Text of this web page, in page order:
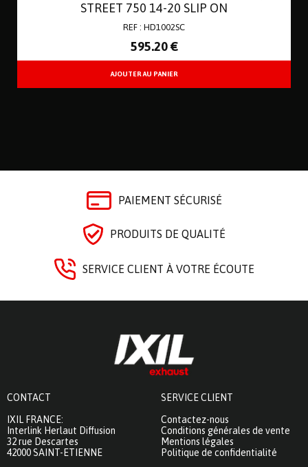
STREET 750 14-20 SLIP ON
REF : HD1002SC
595.20 €
PAIEMENT SÉCURISÉ
PRODUITS DE QUALITÉ
SERVICE CLIENT À VOTRE ÉCOUTE
CONTACT
IXIL FRANCE:
Interlink Herlaut Diffusion
32 rue Descartes
42000 SAINT-ETIENNE
SERVICE CLIENT
Contactez-nous
Conditions générales de vente
Mentions légales
Politique de confidentialité